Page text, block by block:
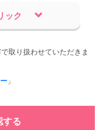
ック
取り扱わせていただきま
」